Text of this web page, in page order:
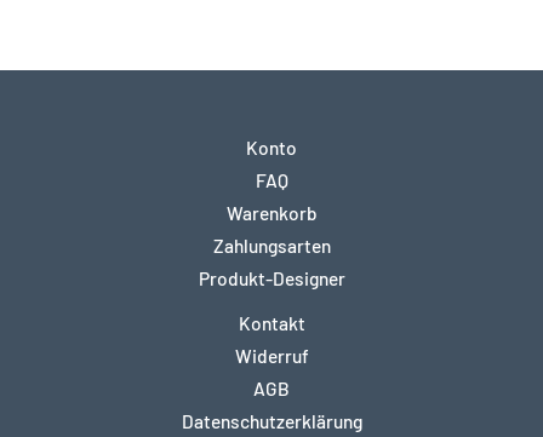
Konto
FAQ
Warenkorb
Zahlungsarten
Produkt-Designer
Kontakt
Widerruf
AGB
Datenschutzerklärung